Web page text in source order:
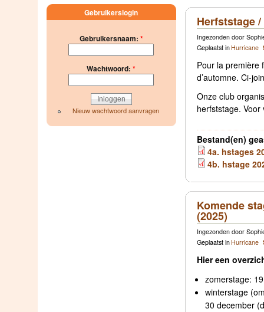
Herfststage
Ingezonden door
Geplaatst inHurricane
Pour la première
d’automne. Ci-
Onze club
herfststage.
Bestand(en)
4a. hstages
4b. hstage
Komende
(2025)
Ingezonden door
Geplaatst inHurricane
Hier een
zomerstage:
winterstage
30 december
Gebruikerslogin
Gebruikersnaam: *
Wachtwoord:*
Nieuw wachtwoord aanvragen